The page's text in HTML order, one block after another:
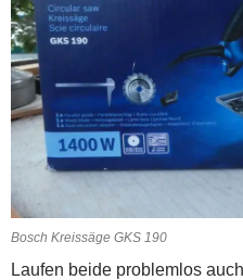
Bosch Kreissäge GKS 190
Laufen beide problemlos